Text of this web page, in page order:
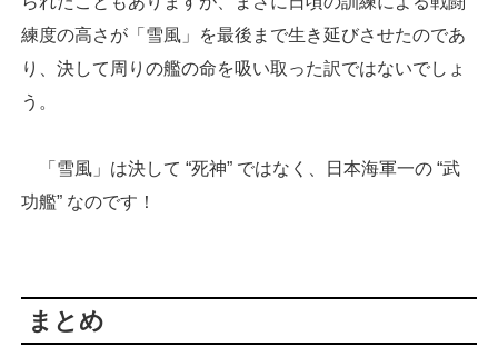
練度の高さが「雪風」を最後まで生き延びさせたのであ
り、決して周りの艦の命を吸い取った訳ではないでしょ
う。
「雪風」は決して “死神” ではなく、日本海軍一の “武
功艦” なのです！
まとめ